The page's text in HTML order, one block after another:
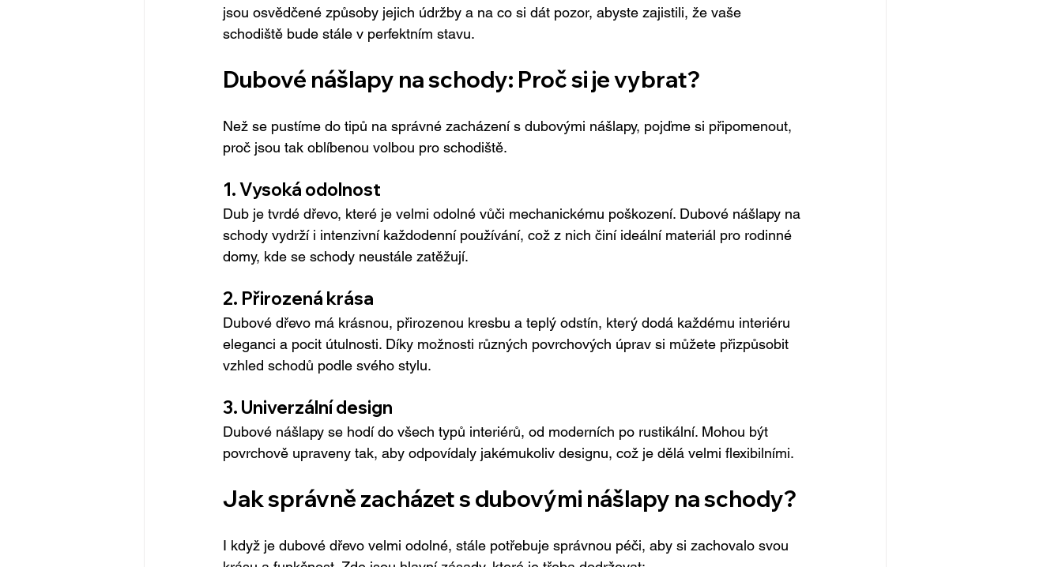
jsou osvědčené způsoby jejich údržby a na co si dát pozor, abyste zajistili, že vaše
schodiště bude stále v perfektním stavu.
Dubové nášlapy na schody: Proč si je vybrat?
Než se pustíme do tipů na správné zacházení s dubovými nášlapy, pojďme si připomenout,
proč jsou tak oblíbenou volbou pro schodiště.
1. Vysoká odolnost
Dub je tvrdé dřevo, které je velmi odolné vůči mechanickému poškození. Dubové nášlapy na
schody vydrží i intenzivní každodenní používání, což z nich činí ideální materiál pro rodinné
domy, kde se schody neustále zatěžují.
2. Přirozená krása
Dubové dřevo má krásnou, přirozenou kresbu a teplý odstín, který dodá každému interiéru
eleganci a pocit útulnosti. Díky možnosti různých povrchových úprav si můžete přizpůsobit
vzhled schodů podle svého stylu.
3. Univerzální design
Dubové nášlapy se hodí do všech typů interiérů, od moderních po rustikální. Mohou být
povrchově upraveny tak, aby odpovídaly jakémukoliv designu, což je dělá velmi flexibilními.
Jak správně zacházet s dubovými nášlapy na schody?
I když je dubové dřevo velmi odolné, stále potřebuje správnou péči, aby si zachovalo svou